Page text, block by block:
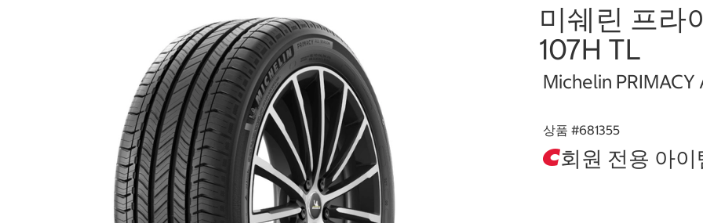
미쉐린 프라
107H TL
Michelin
상품 #681355
회원 전용 아이